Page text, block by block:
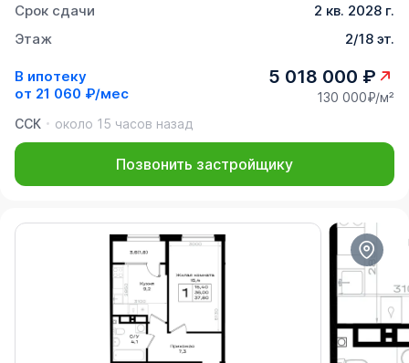
Срок сдачи
2 кв. 2028 г.
Этаж
2/18 эт.
В ипотеку
от 21 060 ₽/мес
5 018 000 ₽
130 000₽/м²
ССК
около 15 часов назад
Позвонить застройщику